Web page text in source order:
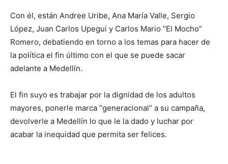
Con él, están Andree Uribe, Ana María Valle, Sergio
López, Juan Carlos Upegui y Carlos Mario “El Mocho”
Romero, debatiendo en torno a los temas para hacer de
la política el fin último con el que se puede sacar
adelante a Medellín.
El fin suyo es trabajar por la dignidad de los adultos
mayores, ponerle marca “generacional” a su campaña,
devolverle a Medellín lo que le la dado y luchar por
acabar la inequidad que permita ser felices.